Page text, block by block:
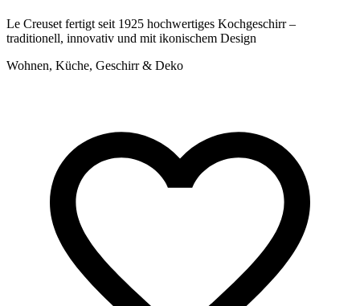
Le Creuset fertigt seit 1925 hochwertiges Kochgeschirr –
traditionell, innovativ und mit ikonischem Design
Wohnen, Küche, Geschirr & Deko